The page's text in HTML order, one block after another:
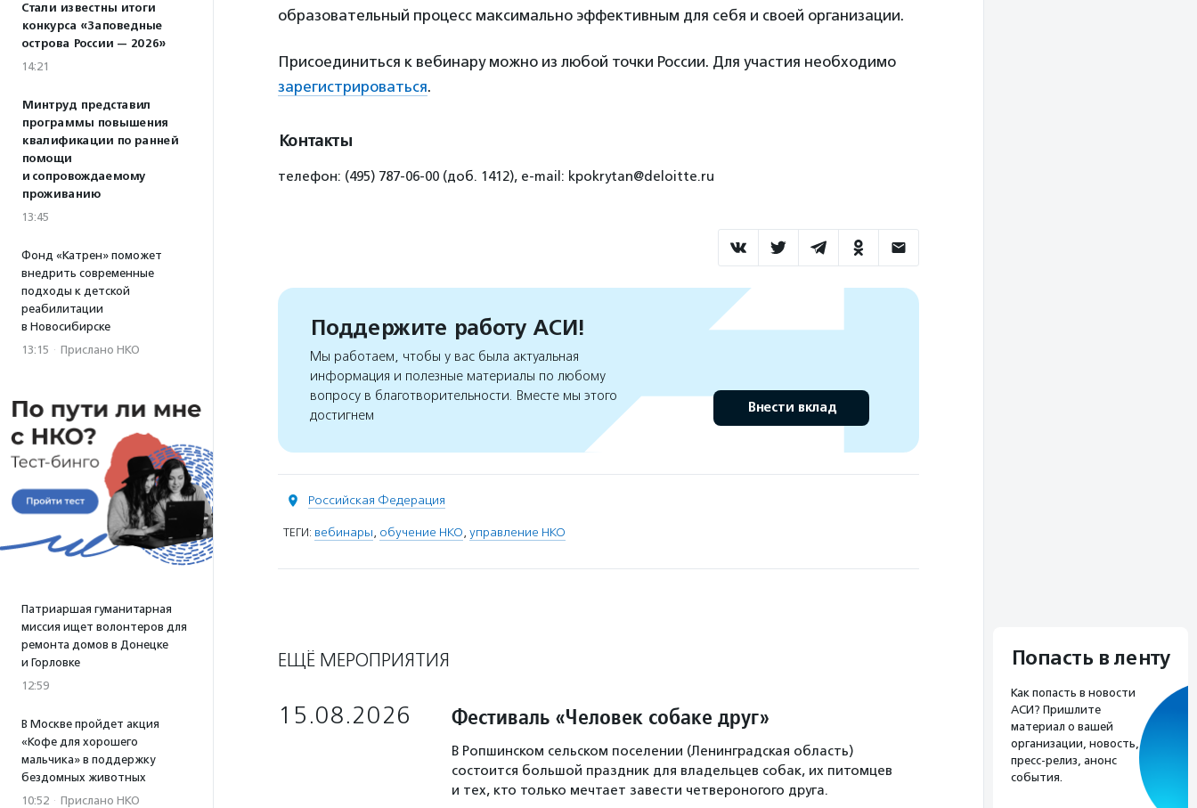
Стали известны итоги
конкурса «Заповедные
острова России — 2026»
14:21
Минтруд представил
программы повышения
квалификации по ранней
помощи
и сопровождаемому
проживанию
13:45
Фонд «Катрен» поможет
внедрить современные
подходы к детской
реабилитации
в Новосибирске
13:15 · Прислано НКО
Патриаршая гуманитарная
миссия ищет волонтеров для
ремонта домов в Донецке
и Горловке
12:59
В Москве пройдет акция
«Кофе для хорошего
мальчика» в поддержку
бездомных животных
10:52 · Прислано НКО
образовательный процесс максимально эффективным для себя и своей организации.
Присоединиться к вебинару можно из любой точки России. Для участия необходимо
зарегистрироваться.
Контакты
телефон: (495) 787-06-00 (доб. 1412), e-mail: kpokrytan@deloitte.ru
Поддержите работу АСИ!
Мы работаем, чтобы у вас была актуальная
информация и полезные материалы по любому
вопросу в благотворительности. Вместе мы этого
достигнем
Внести вклад
Российская Федерация
ТЕГИ: вебинары, обучение НКО, управление НКО
ЕЩЁ МЕРОПРИЯТИЯ
15.08.2026 Фестиваль «Человек собаке друг»
В Ропшинском сельском поселении (Ленинградская область)
состоится большой праздник для владельцев собак, их питомцев
и тех, кто только мечтает завести четвероногого друга.
Попасть в ленту
Как попасть в новости
АСИ? Пришлите
материал о вашей
организации, новость,
пресс-релиз, анонс
события.